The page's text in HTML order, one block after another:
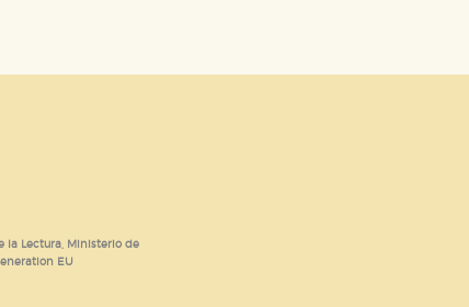
la Lectura, Ministerio de
EU